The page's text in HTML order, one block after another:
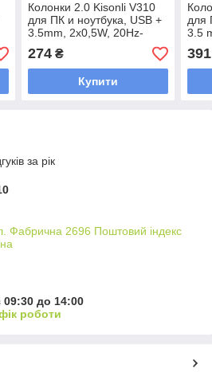
Колонки 2.0 Kisonli V310
для ПК и ноутбука, USB +
3.5mm, 2x0,5W, 20Hz-
20KHz, Black, BOX, Q100
274₴
Купити
для
3.5
391
за рік
Фабрична 2696 Поштовий індекс
09:30 до 14:00
роботи